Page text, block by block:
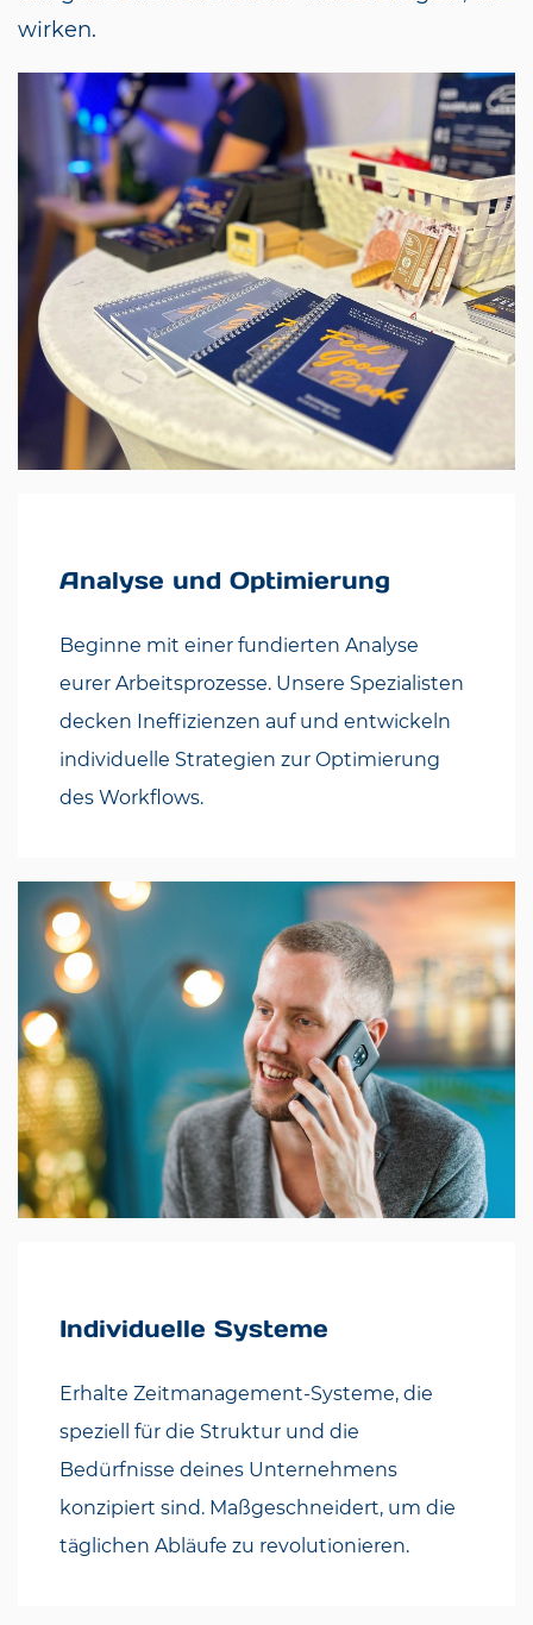
wirken.
Analyse und Optimierung
Beginne mit einer fundierten Analyse
eurer Arbeitsprozesse. Unsere Spezialisten
decken Ineffizienzen auf und entwickeln
individuelle Strategien zur Optimierung
des Workflows.
Individuelle Systeme
Erhalte Zeitmanagement-Systeme, die
speziell für die Struktur und die
Bedürfnisse deines Unternehmens
konzipiert sind. Maßgeschneidert, um die
täglichen Abläufe zu revolutionieren.